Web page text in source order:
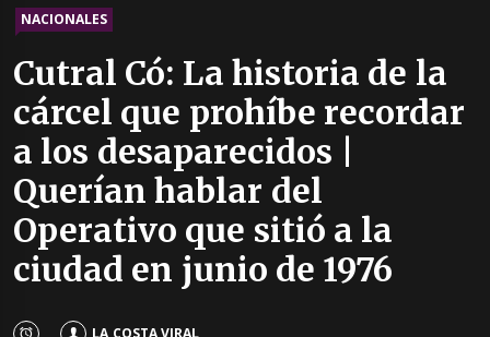
NACIONALES
Cutral Có: La historia de la
cárcel que prohíbe recordar
a los desaparecidos |
Querían hablar del
Operativo que sitió a la
ciudad en junio de 1976
LA COSTA VIRAL